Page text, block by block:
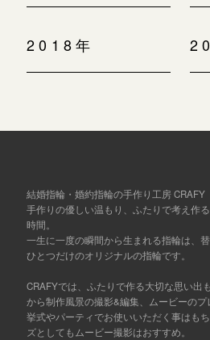
2018年
結婚指輪・婚約指輪の手作り工房 CRAFY
手作りの優しい温もり、ふたりで考え作
時間。
一生に一度の瞬間から生まれる指輪は、
ひとつだけのオリジナルの指輪です。
CRAFYでは、ふたりで作る大切な思い出
から制作風景の撮影&編集、ムービーのプ
挙式やパーティでお使いいただく事はも
ズとしてもムービー撮影はおすすめ。